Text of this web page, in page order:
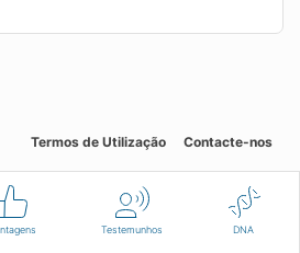
Testemunhos DNA
Termos de Utilização Contacte-nos